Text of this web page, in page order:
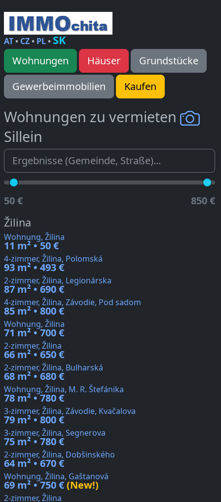
AT• CZ• PL• SK
Wohnungen Häuser
Grundstücke
Gewerbeimmobilien
Kaufen
Wohnungen zu vermieten
Sillein
50 € 850 €
Žilina
Wohnung, Žilina
11 m² • 50 €
4-zimmer, Žilina, Polomská
93 m² • 493 €
2-zimmer, Žilina, Legionárska
87 m² • 690 €
4-zimmer, Žilina, Závodie, Pod sadom
85 m² • 800 €
Wohnung, Žilina
71 m² • 700 €
2-zimmer, Žilina
66 m² • 650 €
2-zimmer, Žilina, Bulharská
68 m² • 680 €
Wohnung, Žilina, M. R. Štefánika
78 m² • 780 €
3-zimmer, Žilina, Závodie, Kvačalova
79 m² • 800 €
3-zimmer, Žilina, Segnerova
75 m² • 780 €
2-zimmer, Žilina, Dobšinského
64 m² • 670 €
Wohnung, Žilina, Gaštanová
69 m² • 750 €(New!)
2-zimmer, Žilina